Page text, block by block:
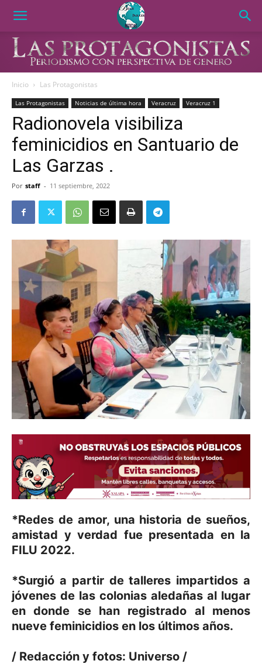
Inicio Las Protagonistas
Las Protagonistas Noticias de última hora Veracruz Veracruz 1
Radionovela visibiliza
feminicidios en Santuario de
Las Garzas .
Por staff - 11 septiembre, 2022
*Redes de amor, una historia de sueños,
amistad y verdad fue presentada en la
FILU 2022.
*Surgió a partir de talleres impartidos a
jóvenes de las colonias aledañas al lugar
en donde se han registrado al menos
nueve feminicidios en los últimos años.
/ Redacción y fotos: Universo /